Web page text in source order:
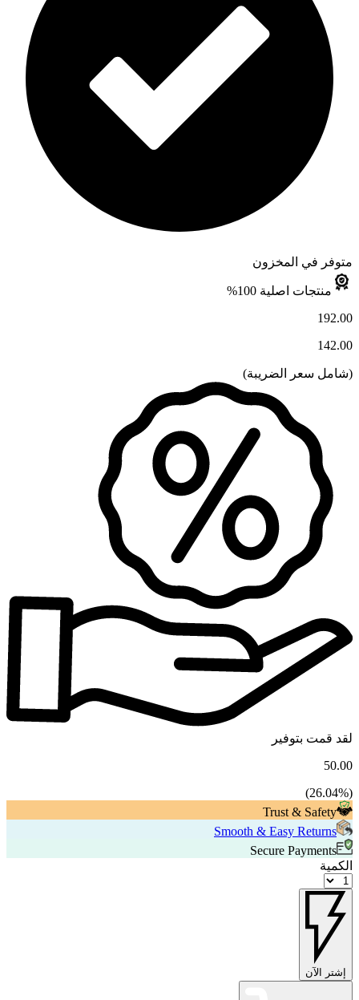
متوفر في المخزون
منتجات اصلية 100%
192.00
142.00
(شامل سعر الضريبة)
لقد قمت بتوفير
50.00
(
26.04%)
Trust & Safety
Smooth & Easy Returns
Secure Payments
الكمية
إشتر الآن